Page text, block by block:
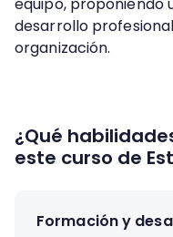
desarrollo
organización.
¿Qué
este curso de
Formación y